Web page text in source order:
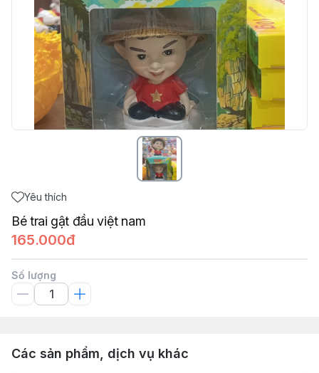
Yêu thích
Bé trai gật đầu việt nam
165.000đ
Số lượng
Các sản phẩm, dịch vụ khác